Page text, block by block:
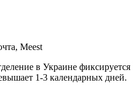
Meest
в Украине фиксируется
1-3 календарных дней.